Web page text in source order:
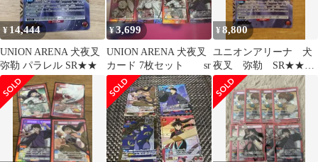
¥ 14,444
UNION ARENA 犬夜叉
弥勒 パラレル SR★★
¥3,699
UNION ARENA 犬夜叉
カード 7枚セット sr
¥8,800
ユニオンアリーナ 犬
夜叉 弥勒 SR★★
パラレル